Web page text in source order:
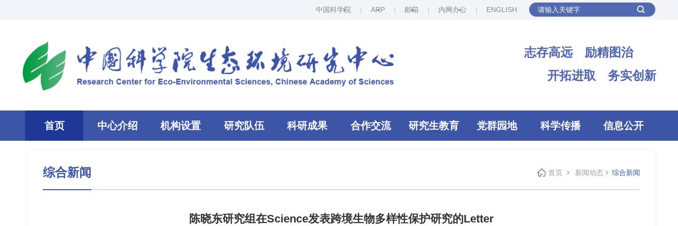
中国科学院 ARP 邮箱 内网办公 ENGLISH
志存高远 励精图治
开拓进取 务实创新
首页 中心介绍 机构设置 研究队伍 科研成果 合作交流 研究生教育 党群园地 科学传播 信息公开
综合新闻 首页 新闻动态 综合新闻
陈晓东研究组在Science发表跨境生物多样性保护研究的Letter